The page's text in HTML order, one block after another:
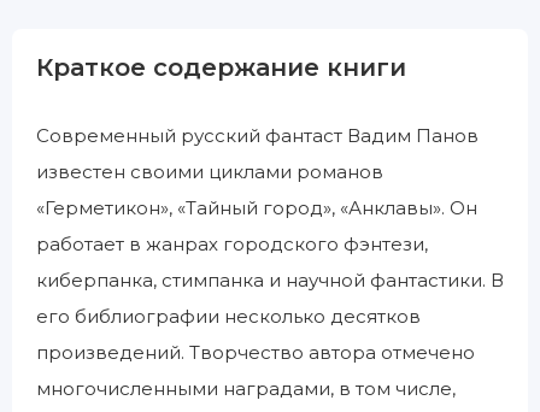
Краткое содержание книги
Современный русский фантаст Вадим Панов
известен своими циклами романов
«Герметикон», «Тайный город», «Анклавы». Он
работает в жанрах городского фэнтези,
киберпанка, стимпанка и научной фантастики. В
его библиографии несколько десятков
произведений. Творчество автора отмечено
многочисленными наградами, в том числе,